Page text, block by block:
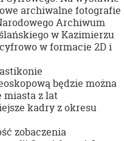
archiwalne fotografie
Archiwum
w Kazimierzu
w formacie 2D i
będzie można
miasta z lat
kadry z okresu
zobaczenia